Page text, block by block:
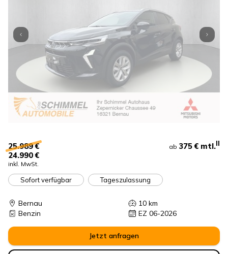
25.989 €
24.990 €
inkl. MwSt.
ab 375 € mtl.II
Sofort verfügbar Tageszulassung
Bernau 10km
Benzin
EZ 06-2026
Jetzt anfragen